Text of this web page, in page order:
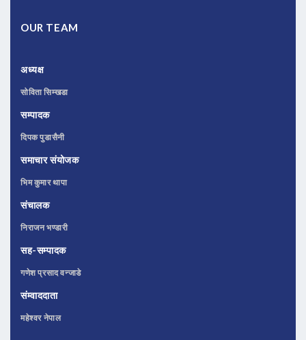
OUR TEAM
अध्यक्ष
सोविता सिम्खडा
सम्पादक
दिपक पुडासैनी
समाचार संयोजक
भिम कुमार थापा
संचालक
निराजन भण्डारी
सह-सम्पादक
गणेश प्रसाद वन्जाडे
संम्वाददाता
महेश्वर नेपाल